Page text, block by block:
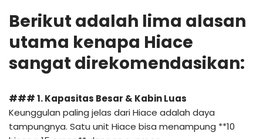
Berikut adalah lima alasan
utama kenapa Hiace
sangat direkomendasikan:
### 1. Kapasitas Besar & Kabin Luas
Keunggulan paling jelas dari Hiace adalah daya
tampungnya. Satu unit Hiace bisa menampung **10